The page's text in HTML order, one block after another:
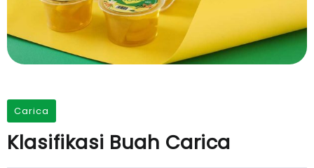
Carica
Klasifikasi Buah Carica